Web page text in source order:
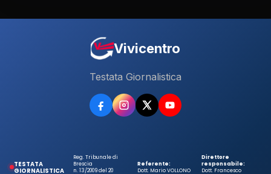
Vivicentro
Testata Giornalistica
TESTATA
GIORNALISTICA
Reg. Tribunale di
Brescia
n. 13/2009 del 20
Referente:
Dott. Mario VOLLONO
Direttore
responsabile:
Dott. Francesco